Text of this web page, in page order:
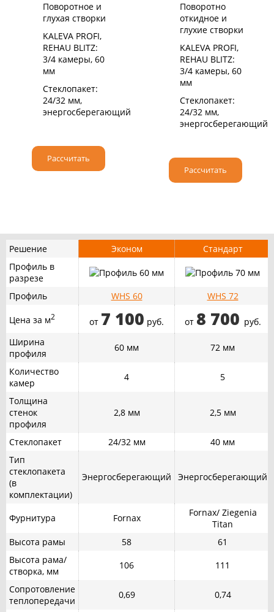
Поворотное и
глухая створки
KALEVA PROFI,
REHAU BLITZ:
3/4 камеры, 60
мм
Стеклопакет:
24/32 мм,
энергосберегающий
Рассчитать
Поворотно
откидное и
глухие створки
KALEVA PROFI,
REHAU BLITZ:
3/4 камеры, 60
мм
Стеклопакет:
24/32 мм,
энергосберегающий
Рассчитать
Решение Эконом
Стандарт
Профиль в
разрезе
Профиль
WHS 60 WHS 72
Цена за м2 от 7 100 руб. от 8 700 руб.
Ширина
профиля
60 мм 72 мм
Количество
камер
4 5
Толщина
стенок
профиля
2,8 мм 2,5 мм
Стеклопакет 24/32 мм
40 мм
Тип
стеклопакета
(в
комплектации)
Энергосберегающий Энергосберегающий
Фурнитура Fornax
Fornax/ Ziegenia
Titan
Высота рамы
58
61
Высота рама/
створка, мм
106 111
Сопротовление
теплопередачи
0,69 0,74